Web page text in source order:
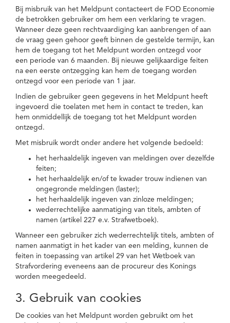
Bij misbruik van het Meldpunt contacteert de FOD Economie
de betrokken gebruiker om hem een verklaring te vragen.
Wanneer deze geen rechtvaardiging kan aanbrengen of aan
de vraag geen gehoor geeft binnen de gestelde termijn, kan
hem de toegang tot het Meldpunt worden ontzegd voor
een periode van 6 maanden. Bij nieuwe gelijkaardige feiten
na een eerste ontzegging kan hem de toegang worden
ontzegd voor een periode van 1 jaar.
Indien de gebruiker geen gegevens in het Meldpunt heeft
ingevoerd die toelaten met hem in contact te treden, kan
hem onmiddellijk de toegang tot het Meldpunt worden
ontzegd.
Met misbruik wordt onder andere het volgende bedoeld:
het herhaaldelijk ingeven van meldingen over dezelfde
feiten;
het herhaaldelijk en/of te kwader trouw indienen van
ongegronde meldingen (laster);
het herhaaldelijk ingeven van zinloze meldingen;
wederrechtelijke aanmatiging van titels, ambten of
namen (artikel 227 e.v. Strafwetboek).
Wanneer een gebruiker zich wederrechtelijk titels, ambten of
namen aanmatigt in het kader van een melding, kunnen de
feiten in toepassing van artikel 29 van het Wetboek van
Strafvordering eveneens aan de procureur des Konings
worden meegedeeld.
3. Gebruik van cookies
De cookies van het Meldpunt worden gebruikt om het